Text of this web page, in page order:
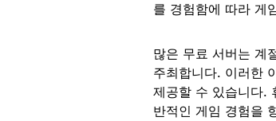
를 경험함에 따라 게
많은 무료 서버는 계
주최합니다. 이러한
제공할 수 있습니다.
반적인 게임 경험을